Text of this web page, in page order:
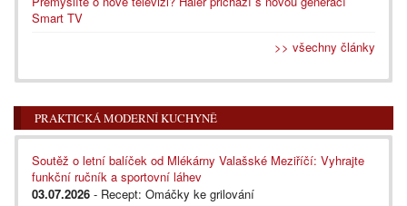
Smart TV
>> všechny články
PRAKTICKÁ MODERNÍ KUCHYNĚ
Soutěž o letní balíček od Mlékárny Valašské Meziříčí: Vyhrajte
funkční ručník a sportovní láhev
03.07.2026 - Recept: Omáčky ke grilování